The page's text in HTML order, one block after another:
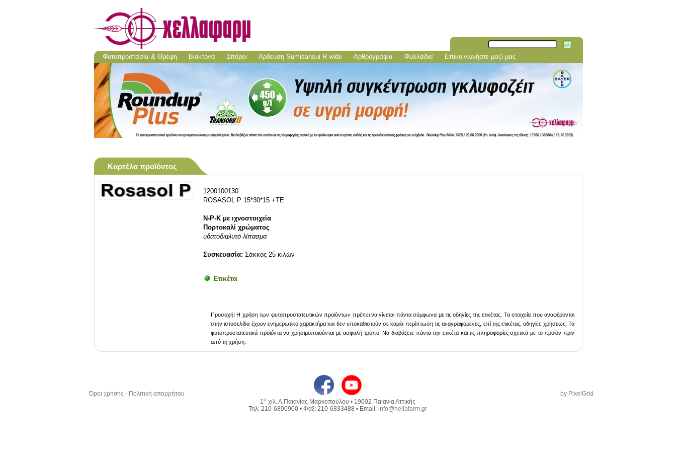
Φυτοπροστασία & Θρέψη Βιοκτόνα Σπόροι Aρδευση Sumisansui R wide Αρθρογραφία Φυλλάδια Επικοινωνήστε μαζί μας
Καρτέλα προϊόντος
1200100130
ROSASOL P 15*30*15 +TE
Ν-Ρ-Κ με ιχνοστοιχεία
Πορτοκαλί χρώματος
υδατοδιαλυτό λίπασμα
Συσκευασία: Σάκκος 25 κιλών
Ετικέτα
Προσοχή! Η χρήση των φυτοπροστατευτικών προϊόντων πρέπει να γίνεται πάντα σύμφωνα με τις οδηγίες της ετικέτας. Τα στοιχεία που αναφέρονται
στην ιστοσελίδα έχουν ενημερωτικό χαρακτήρα και δεν υποκαθιστούν σε καμία περίπτωση τις αναγραφόμενες, επί της ετικέτας, οδηγίες χρήσεως. Τα
φυτοπροστατευτικά προϊόντα να χρησιμοποιούνται με ασφαλή τρόπο. Να διαβάζετε πάντα την ετικέτα και τις πληροφορίες σχετικά με το προϊόν πριν
από τη χρήση.
Όροι χρήσης - Πολιτική απορρήτου
1ο χιλ. Λ.Παιανίας Μαρκοπούλου • 19002 Παιανία Αττικής
Τηλ: 210-6800900 • Φαξ: 210-6833488 • Email: info@hellafarm.gr
by PixelGrid